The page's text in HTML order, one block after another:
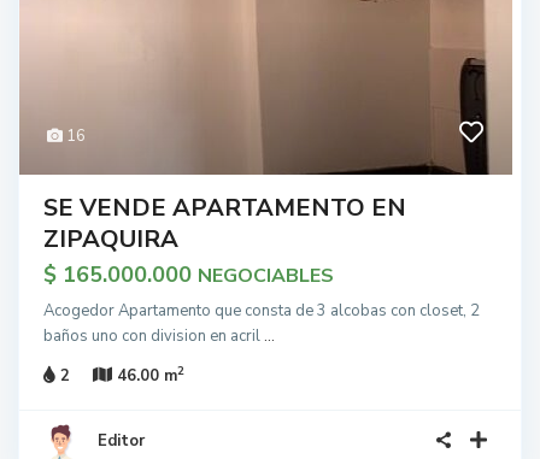
16
SE VENDE APARTAMENTO EN
ZIPAQUIRA
$ 165.000.000 NEGOCIABLES
Acogedor Apartamento que consta de 3 alcobas con closet, 2
baños uno con division en acril...
2
46.00 m2
Editor